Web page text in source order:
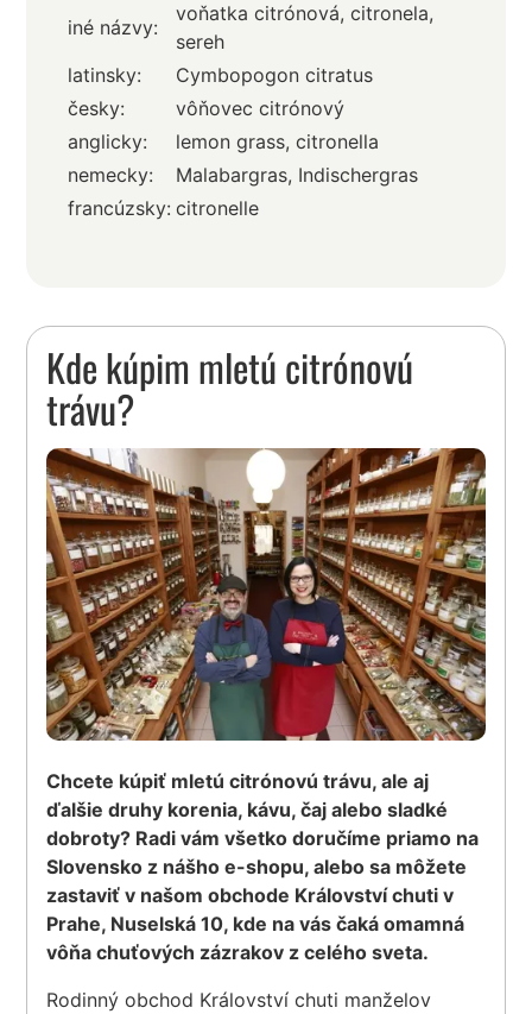
iné názvy:
voňatka citrónová, citronela,
sereh
latinsky:
Cymbopogon citratus
česky:
vôňovec citrónový
anglicky:
lemon grass, citronella
nemecky:
Malabargras, Indischergras
francúzsky: citronelle
Kde kúpim mletú citrónovú
trávu?
Chcete kúpiť mletú citrónovú trávu, ale aj
ďalšie druhy korenia, kávu, čaj alebo sladké
dobroty? Radi vám všetko doručíme priamo na
Slovensko z nášho e-shopu, alebo sa môžete
zastaviť v našom obchode Království chuti v
Prahe, Nuselská 10, kde na vás čaká omamná
vôňa chuťových zázrakov z celého sveta.
Rodinný obchod Království chuti manželov